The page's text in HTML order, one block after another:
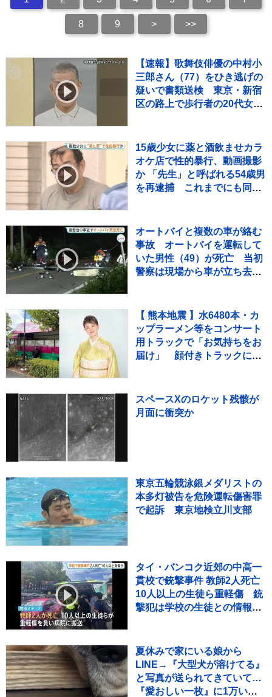
8 9 > >>
【速報】歌舞伎俳優の中村小
三郎さん（77）をひき逃げの
疑いで書類送検 東京・新宿
区の路上で歩行者の20代女性
15歳少女に薬と酒飲ませカラ
オケ店で性的暴行、動画撮影
か 「先生」と呼ばれる54歳男
を再逮捕 これまでにも同様
オートバイと複数の車が絡む
事故 オートバイを運転して
いた男性（49）が死亡 当初
警察は現場から車が立ち去っ
【 熊本地震 】水6480本・カ
ップラーメン等をコンサート
用トラックで「お気持ちをお
届け」 顔付きトラックにた
スペースXのロケット残骸が
月面に衝突か
東京五輪競泳銀メダリストの
本多灯被告を危険運転傷害罪
で起訴 東京地検立川支部
タイ・バンコク近郊の中高一
貫校で銃撃事件 教師2人死亡
10人以上の生徒ら重軽傷 銃
撃犯は学校の生徒との情報、
夏休みで家にいる娘から
LINE→『大型犬が溶けてる』
と写真が送られてきていて…
『愛おしい一枚』に1万いい